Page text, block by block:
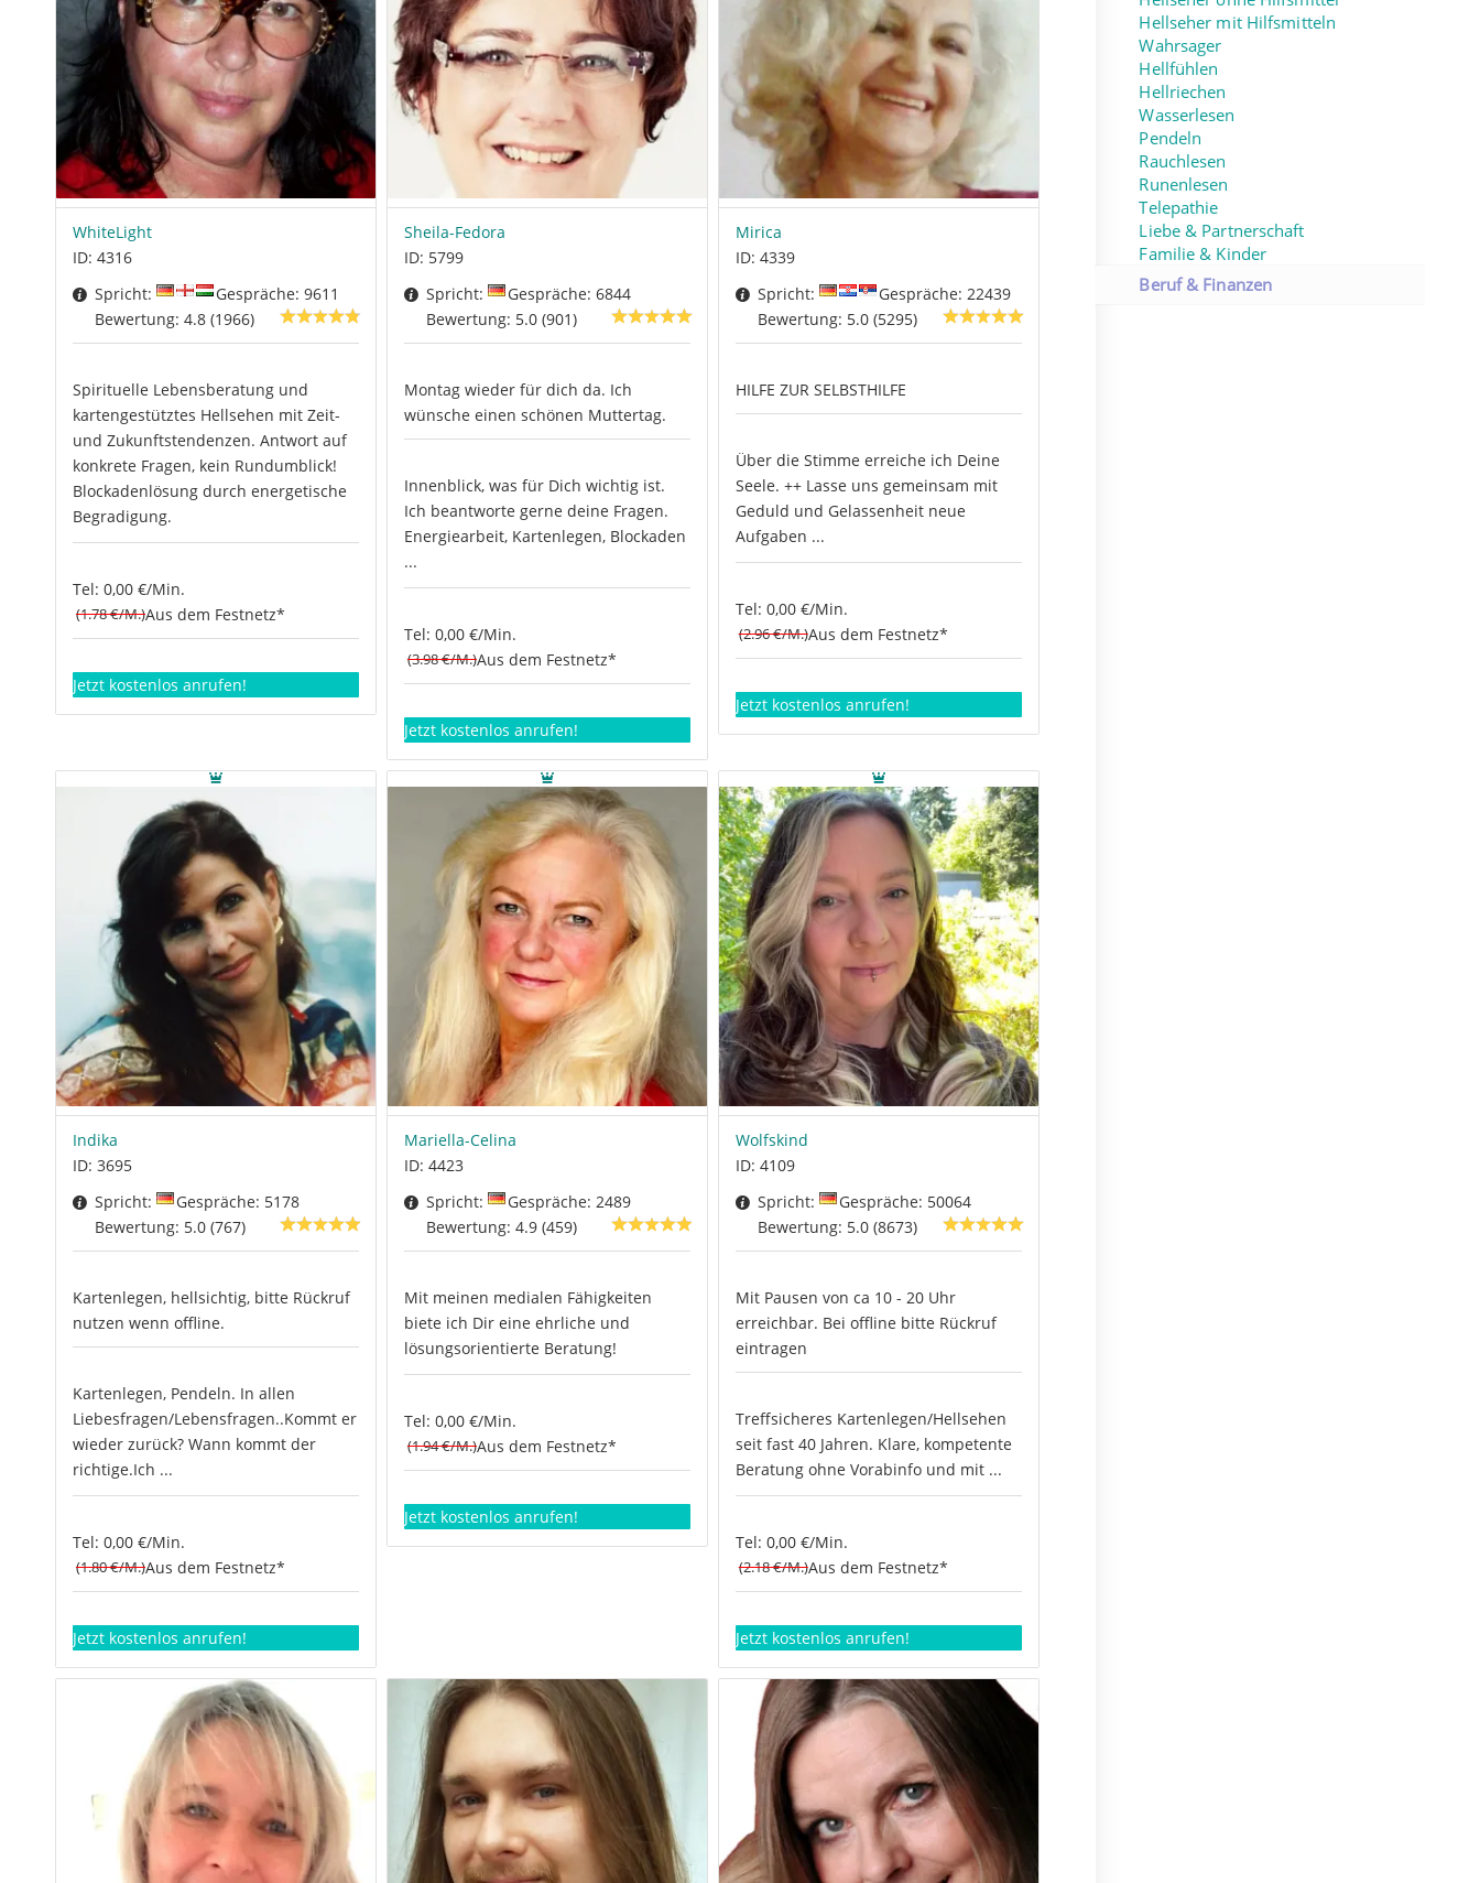
WhiteLight
ID: 4316
Spricht:
Gespräche: 9611
Bewertung: 4.8 (1966)
Spirituelle Lebensberatung und
kartengestütztes Hellsehen mit Zeit-
und Zukunftstendenzen. Antwort auf
konkrete Fragen, kein Rundumblick!
Blockadenlösung durch energetische
Begradigung.
Tel: 0,00 €/Min.
(1.78 €/M.)Aus dem Festnetz*
Jetzt kostenlos anrufen!
Sheila-Fedora
ID: 5799
Spricht:
Gespräche: 6844
Bewertung: 5.0 (901)
Montag wieder für dich da. Ich
wünsche einen schönen Muttertag.
Innenblick, was für Dich wichtig ist.
Ich beantworte gerne deine Fragen.
Energiearbeit, Kartenlegen, Blockaden
...
Tel: 0,00 €/Min.
(3.98 €/M.)Aus dem Festnetz*
Jetzt kostenlos anrufen!
Mirica
ID: 4339
Spricht:
Gespräche: 22439
Bewertung: 5.0 (5295)
HILFE ZUR SELBSTHILFE
Über die Stimme erreiche ich Deine
Seele. ++ Lasse uns gemeinsam mit
Geduld und Gelassenheit neue
Aufgaben ...
Tel: 0,00 €/Min.
(2.96 €/M.)Aus dem Festnetz*
Jetzt kostenlos anrufen!
Indika
ID: 3695
Spricht:
Gespräche: 5178
Bewertung: 5.0 (767)
Kartenlegen, hellsichtig, bitte Rückruf
nutzen wenn offline.
Kartenlegen, Pendeln. In allen
Liebesfragen/Lebensfragen..Kommt er
wieder zurück? Wann kommt der
richtige.Ich ...
Tel: 0,00 €/Min.
(1.80 €/M.)Aus dem Festnetz*
Jetzt kostenlos anrufen!
Mariella-Celina
ID: 4423
Spricht:
Gespräche: 2489
Bewertung: 4.9 (459)
Mit meinen medialen Fähigkeiten
biete ich Dir eine ehrliche und
lösungsorientierte Beratung!
Tel: 0,00 €/Min.
(1.94 €/M.)Aus dem Festnetz*
Jetzt kostenlos anrufen!
Wolfskind
ID: 4109
Spricht:
Gespräche: 50064
Bewertung: 5.0 (8673)
Mit Pausen von ca 10 - 20 Uhr
erreichbar. Bei offline bitte Rückruf
eintragen
Treffsicheres Kartenlegen/Hellsehen
seit fast 40 Jahren. Klare, kompetente
Beratung ohne Vorabinfo und mit ...
Tel: 0,00 €/Min.
(2.18 €/M.)Aus dem Festnetz*
Jetzt kostenlos anrufen!
Hellseher mit Hilfsmitteln
Wahrsager
Hellfühlen
Hellriechen
Wasserlesen
Pendeln
Rauchlesen
Runenlesen
Telepathie
Liebe & Partnerschaft
Familie & Kinder
Beruf & Finanzen